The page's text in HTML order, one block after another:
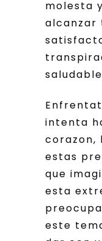
molesta
alcanzar
intenta
corazon,
estas
que
esta
este